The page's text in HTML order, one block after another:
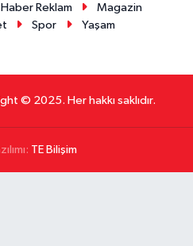
Haber Reklam
Magazin
Spor Yaşam
© 2025. Her hakkı saklıdır.
TE Bilişim